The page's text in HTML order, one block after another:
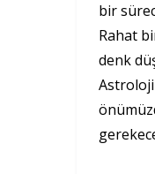
bir
Rahat
denk
Astroloji